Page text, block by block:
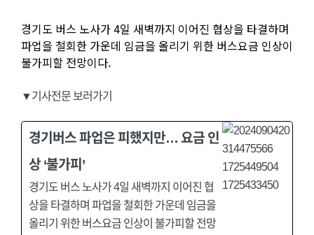
경기도 버스 노사가 4일 새벽까지 이어진 협상을 타결하며
파업을 철회한 가운데 임금을 올리기 위한 버스요금 인상이
불가피할 전망이다.
▼기사전문 보러가기
경기버스 파업은 피했지만… 요금 인
상 ‘불가피’
경기도 버스 노사가 4일 새벽까지 이어진 협
상을 타결하며 파업을 철회한 가운데 임금을
올리기 위한 버스요금 인상이 불가피할 전망